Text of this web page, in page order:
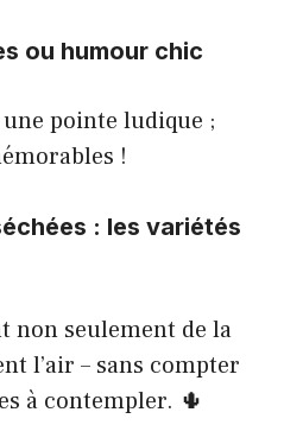
ou humour chic
pointe ludique ;
!
: les variétés
non seulement de la
l’air – sans compter
à contempler. 🌵